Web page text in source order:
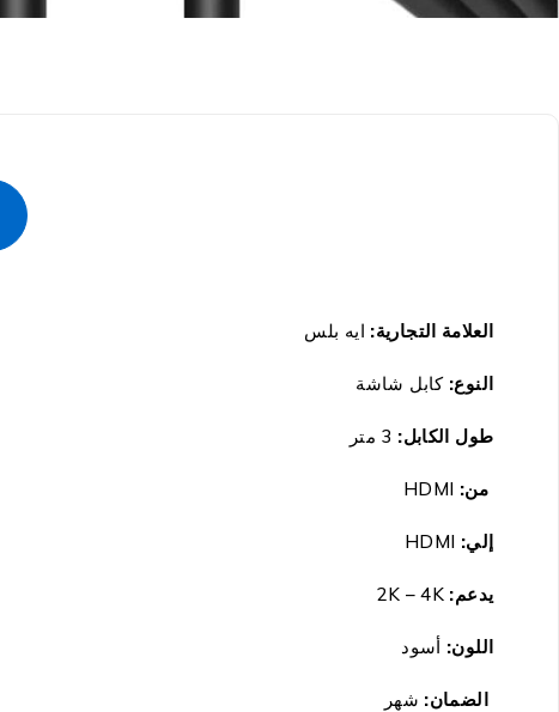
العلامة التجارية: ايه بلس
النوع: كابل شاشة
طول الكابل:
من: HDMI
إلي:
يدعم:
اللون: أسود
الضمان: شهر